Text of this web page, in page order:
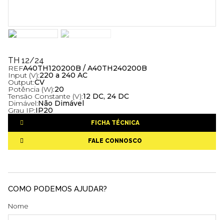
TH 12/24
REFA40TH120200B / A40TH240200B
Input (V):220 a 240 AC
Output:CV
Potência (W):20
Tensão Constante (V):12 DC, 24 DC
Dimável:Não Dimável
Grau IP:IP20
FICHA TÉCNICA
FALE CONNOSCO
COMO PODEMOS AJUDAR?
Nome